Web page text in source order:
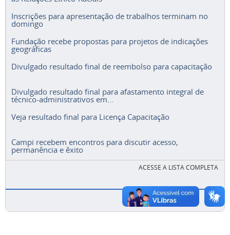
Inscrições para apresentação de trabalhos terminam no
domingo
Fundação recebe propostas para projetos de indicações
geográficas
Divulgado resultado final de reembolso para capacitação
Divulgado resultado final para afastamento integral de
técnico-administrativos em...
Veja resultado final para Licença Capacitação
Campi recebem encontros para discutir acesso,
permanência e êxito
ACESSE A LISTA COMPLETA